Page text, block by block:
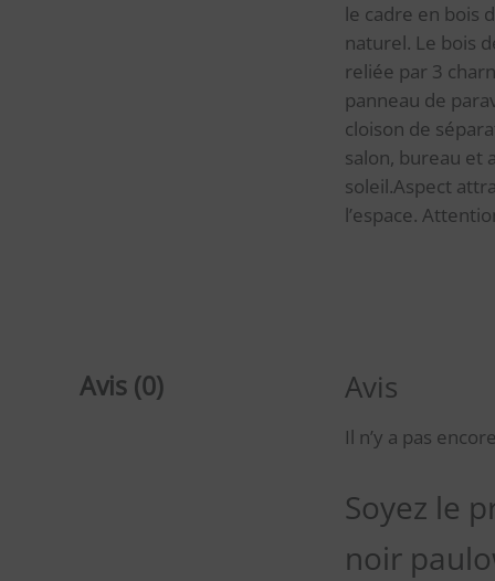
le cadre en bois
naturel. Le bois
reliée par 3
panneau de
cloison de
salon, bureau et
soleil.Aspect
l’espace.
Avis (0) Avis
Il n’y a pas
Soyez le
noir